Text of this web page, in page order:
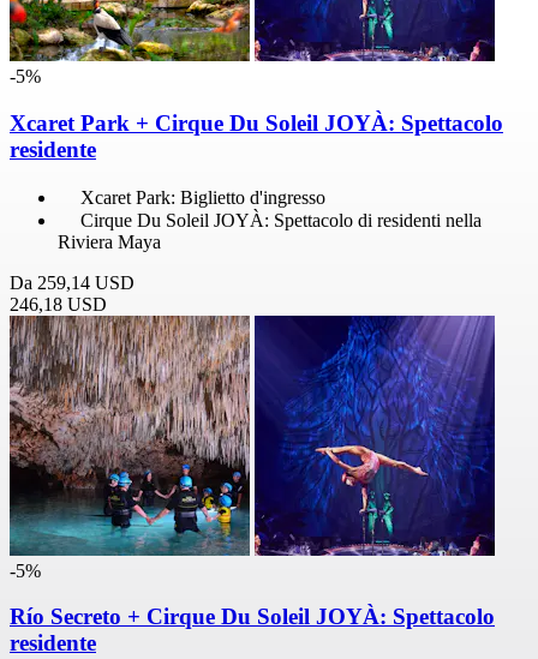
-5%
Xcaret Park + Cirque Du Soleil JOYÀ: Spettacolo
residente
Xcaret Park: Biglietto d'ingresso
Cirque Du Soleil JOYÀ: Spettacolo di residenti nella
Riviera Maya
Da 259,14 USD
246,18 USD
-5%
Río Secreto + Cirque Du Soleil JOYÀ: Spettacolo
residente